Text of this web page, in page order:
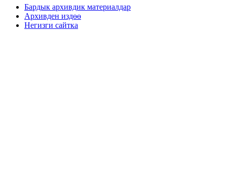
Бардык архивдик материалдар
Архивден издөө
Негизги сайтка